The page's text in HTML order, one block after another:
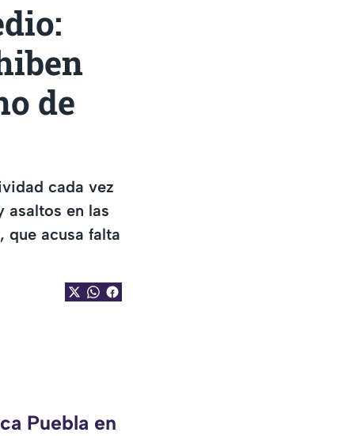
de
cada vez
asaltos en las
que acusa falta
Puebla en